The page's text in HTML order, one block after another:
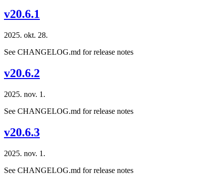
v20.6.1
2025. okt. 28.
See CHANGELOG.md for release notes
v20.6.2
2025. nov. 1.
See CHANGELOG.md for release notes
v20.6.3
2025. nov. 1.
See CHANGELOG.md for release notes